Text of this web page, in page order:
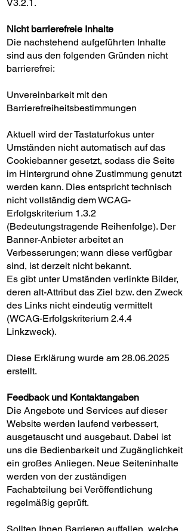
V3.2.1.
Nicht barrierefreie Inhalte
Die nachstehend aufgeführten Inhalte
sind aus den folgenden Gründen nicht
barrierefrei:
Unvereinbarkeit mit den
Barrierefreiheitsbestimmungen
Aktuell wird der Tastaturfokus unter
Umständen nicht automatisch auf das
Cookiebanner gesetzt, sodass die Seite
im Hintergrund ohne Zustimmung genutzt
werden kann. Dies entspricht technisch
nicht vollständig dem WCAG-
Erfolgskriterium 1.3.2
(Bedeutungstragende Reihenfolge). Der
Banner-Anbieter arbeitet an
Verbesserungen; wann diese verfügbar
sind, ist derzeit nicht bekannt.
Es gibt unter Umständen verlinkte Bilder,
deren alt-Attribut das Ziel bzw. den Zweck
des Links nicht eindeutig vermittelt
(WCAG-Erfolgskriterium 2.4.4
Linkzweck).
Diese Erklärung wurde am28.06.2025
erstellt.
Feedback und Kontaktangaben
Die Angebote und Services auf dieser
Website werden laufend verbessert,
ausgetauscht und ausgebaut. Dabei ist
uns die Bedienbarkeit und Zugänglichkeit
ein großes Anliegen. Neue Seiteninhalte
werden von der zuständigen
Fachabteilung bei Veröffentlichung
regelmäßig geprüft.
Sollten Ihnen Barrieren auffallen, welche